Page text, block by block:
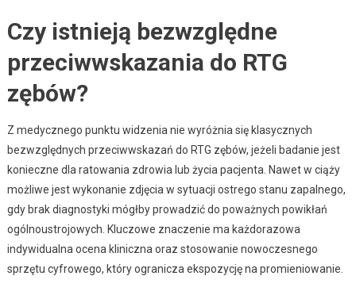
Czy istnieją bezwzględne
przeciwwskazania do RTG
zębów?
Z medycznego punktu widzenia nie wyróżnia się klasycznych
bezwzględnych przeciwwskazań do RTG zębów, jeżeli badanie jest
konieczne dla ratowania zdrowia lub życia pacjenta. Nawet w ciąży
możliwe jest wykonanie zdjęcia w sytuacji ostrego stanu zapalnego,
gdy brak diagnostyki mógłby prowadzić do poważnych powikłań
ogólnoustrojowych. Kluczowe znaczenie ma każdorazowa
indywidualna ocena kliniczna oraz stosowanie nowoczesnego
sprzętu cyfrowego, który ogranicza ekspozycję na promieniowanie.